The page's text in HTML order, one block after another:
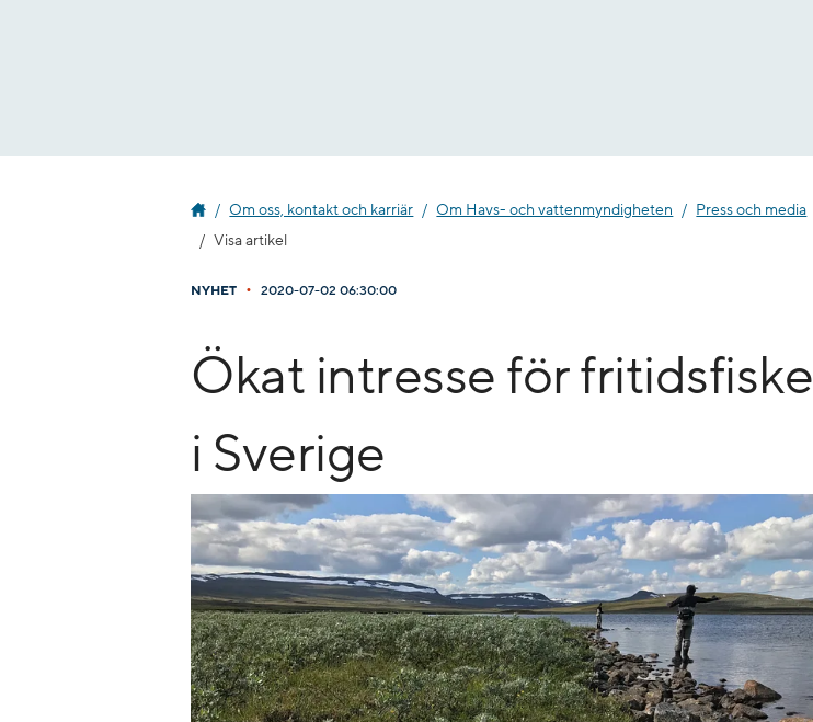
Om oss, kontakt och karriär Om Havs- och vatten­myndigheten
Press och media
Visa artikel
NYHET • 2020-07-02 06:30:00
​Ökat intresse för fritidsfiske
i Sverige